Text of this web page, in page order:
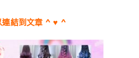
連結到文章 ^ ♥ ^